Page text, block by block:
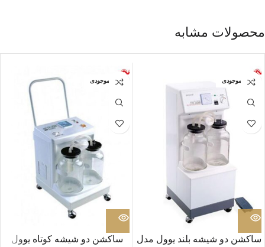
محصولات مشابه
اتمام موجودی
ساکشن دو شیشه بلند یوول مدل
اتمام موجودی
ساکشن دو شیشه کوتاه یوول